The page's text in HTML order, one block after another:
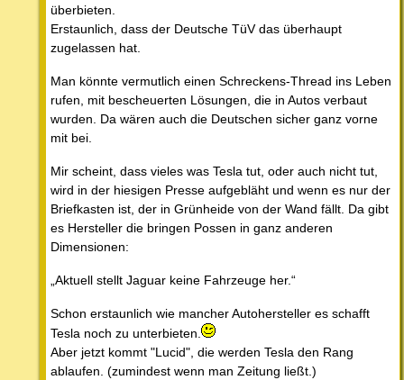
überbieten.
Erstaunlich, dass der Deutsche TüV das überhaupt
zugelassen hat.
Man könnte vermutlich einen Schreckens-Thread ins Leben
rufen, mit bescheuerten Lösungen, die in Autos verbaut
wurden. Da wären auch die Deutschen sicher ganz vorne
mit bei.
Mir scheint, dass vieles was Tesla tut, oder auch nicht tut,
wird in der hiesigen Presse aufgebläht und wenn es nur der
Briefkasten ist, der in Grünheide von der Wand fällt. Da gibt
es Hersteller die bringen Possen in ganz anderen
Dimensionen:
„Aktuell stellt Jaguar keine Fahrzeuge her.“
Schon erstaunlich wie mancher Autohersteller es schafft
Tesla noch zu unterbieten.
Aber jetzt kommt "Lucid", die werden Tesla den Rang
ablaufen. (zumindest wenn man Zeitung ließt.)